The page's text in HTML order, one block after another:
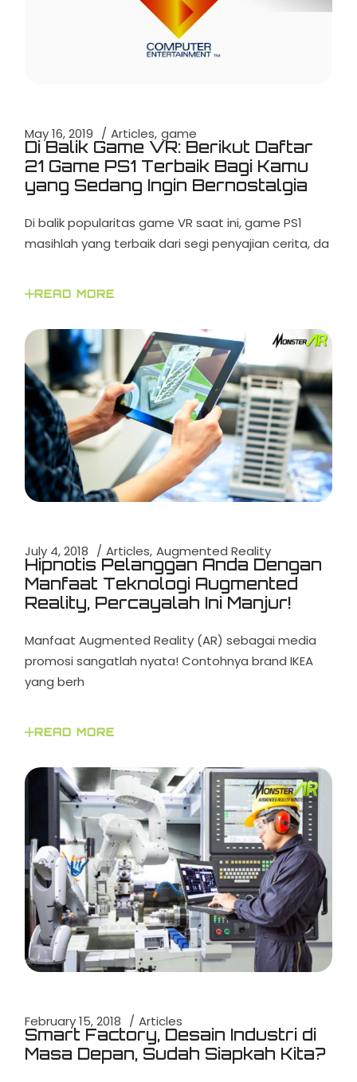
May 16, 2019 Articles game
Di Balik Game VR: Berikut Daftar
21 Game PS1 Terbaik Bagi Kamu
yang Sedang Ingin Bernostalgia
Di balik popularitas game VR saat ini, game PS1
masihlah yang terbaik dari segi penyajian cerita, da
READ MORE
July 4, 2018 Articles Augmented Reality
Hipnotis Pelanggan Anda Dengan
Manfaat Teknologi Augmented
Reality, Percayalah Ini Manjur!
Manfaat Augmented Reality (AR) sebagai media
promosi sangatlah nyata! Contohnya brand IKEA
yang berh
READ MORE
February 15, 2018 Articles
Smart Factory, Desain Industri di
Masa Depan, Sudah Siapkah Kita?